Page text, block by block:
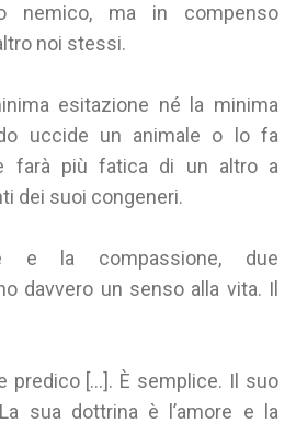
nemico, ma in compenso
noi stessi.
esitazione né la minima
uccide un animale o lo fa
farà più fatica di un altro a
dei suoi congeneri.
e la compassione, due
davvero un senso alla vita. Il
predico [...]. È semplice. Il suo
sua dottrina è l’amore e la